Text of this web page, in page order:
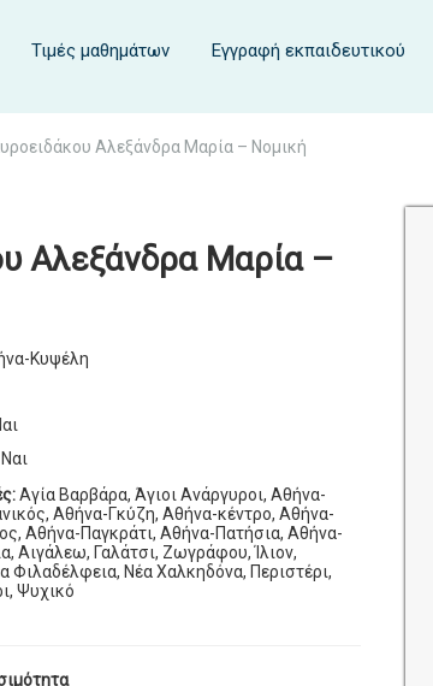
Τιμές μαθημάτων Εγγραφή εκπαιδευτικού
Αλεξάνδρα Μαρία – Νομική
Αλεξάνδρα Μαρία –
Κυψέλη
Αγία Βαρβάρα, Άγιοι Ανάργυροι, Αθήνα-
Αθήνα-Γκύζη, Αθήνα-κέντρο, Αθήνα-
Αθήνα-Παγκράτι, Αθήνα-Πατήσια, Αθήνα-
Αιγάλεω, Γαλάτσι, Ζωγράφου, Ίλιον,
Φιλαδέλφεια, Νέα Χαλκηδόνα, Περιστέρι,
Ψυχικό